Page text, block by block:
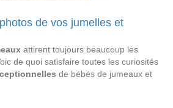
de vos jumelles et
attirent toujours beaucoup les
de quoi satisfaire toutes les curiosités
de bébés de jumeaux et